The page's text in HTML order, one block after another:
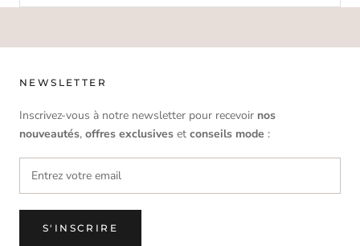
NEWSLETTER
Inscrivez-vous à notre newsletter pour recevoir nos
nouveautés, offres exclusives et conseils mode :
S'INSCRIRE